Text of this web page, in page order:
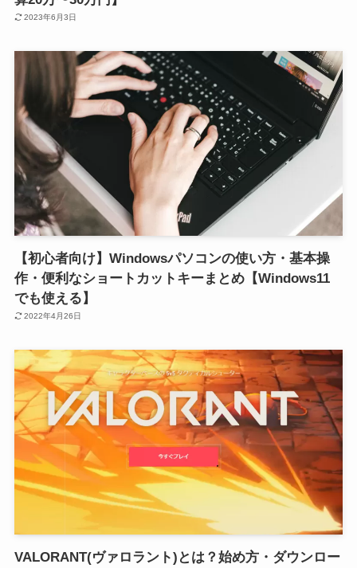
2023年6月3日
【初心者向け】Windowsパソコンの使い方・基本操
作・便利なショートカットキーまとめ【Windows11
でも使える】
2022年4月26日
VALORANT(ヴァロラント)とは？始め方・ダウンロー